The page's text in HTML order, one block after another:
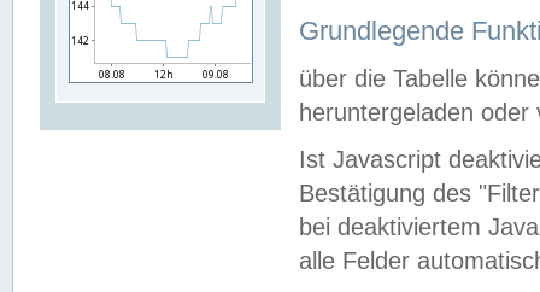
Grundlegende
über die Tabelle
heruntergeladen oder
Ist Javascript
Bestätigung des
bei deaktiviertem
alle Felder